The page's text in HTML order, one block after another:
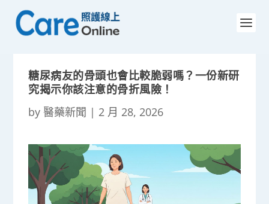
糖尿病友的骨頭也會比較脆弱嗎？一份新研
究揭示你該注意的骨折風險！
by 醫藥新聞 | 2 月 28, 2026